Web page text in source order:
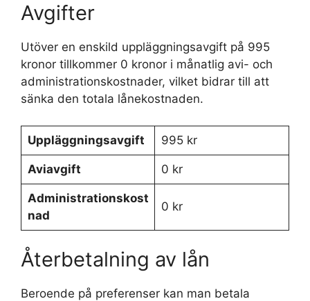
Avgifter
Utöver en enskild uppläggningsavgift på 995
kronor tillkommer 0 kronor i månatlig avi- och
administrationskostnader, vilket bidrar till att
sänka den totala lånekostnaden.
Uppläggningsavgift 995 kr
Aviavgift 0 kr
Administrationskost
nad
0 kr
Återbetalning av lån
Beroende på preferenser kan man betala